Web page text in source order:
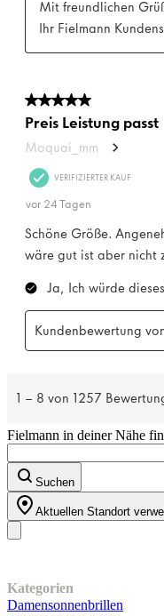
Fielmann in deiner Nähe
Suchen
Aktuellen Standort
Kategorien
Damensonnenbrillen